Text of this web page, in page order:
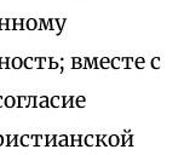
вместе с